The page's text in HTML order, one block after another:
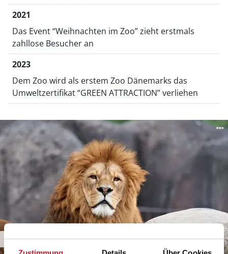
2021
Das Event “Weihnachten im Zoo” zieht erstmals
zahllose Besucher an
2023
Dem Zoo wird als erstem Zoo Dänemarks das
Umweltzertifikat “GREEN ATTRACTION” verliehen
Bøgetoppen - Hoch in der Luft und